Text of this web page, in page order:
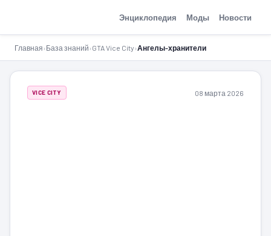
Энциклопедия Моды Новости
Главная›База знаний›GTA Vice City›Ангелы-хранители
VICE CITY 08 марта 2026